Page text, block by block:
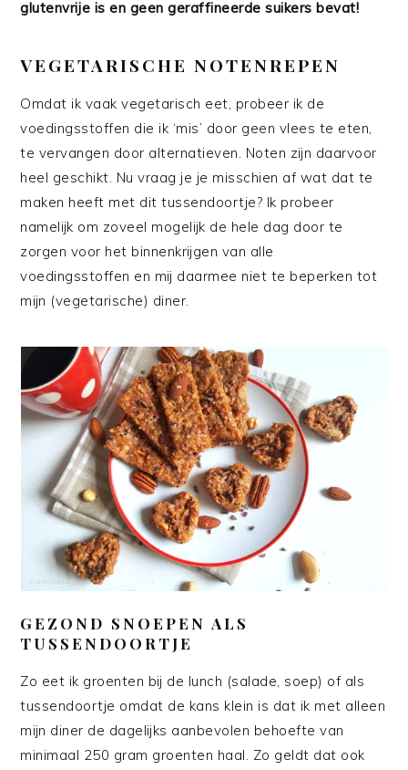
glutenvrije is en geen geraffineerde suikers bevat!
VEGETARISCHE NOTENREPEN
Omdat ik vaak vegetarisch eet, probeer ik de
voedingsstoffen die ik ‘mis’ door geen vlees te eten,
te vervangen door alternatieven. Noten zijn daarvoor
heel geschikt. Nu vraag je je misschien af wat dat te
maken heeft met dit tussendoortje? Ik probeer
namelijk om zoveel mogelijk de hele dag door te
zorgen voor het binnenkrijgen van alle
voedingsstoffen en mij daarmee niet te beperken tot
mijn (vegetarische) diner.
GEZOND SNOEPEN ALS
TUSSENDOORTJE
Zo eet ik groenten bij de lunch (salade, soep) of als
tussendoortje omdat de kans klein is dat ik met alleen
mijn diner de dagelijks aanbevolen behoefte van
minimaal 250 gram groenten haal. Zo geldt dat ook